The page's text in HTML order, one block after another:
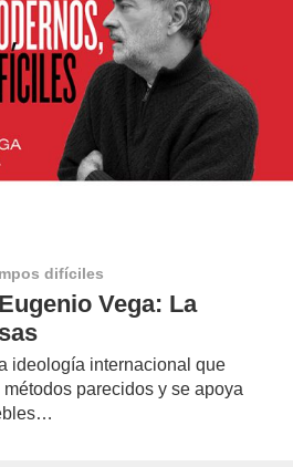
difíciles
Vega: La
ideología internacional que
parecidos y se apoya